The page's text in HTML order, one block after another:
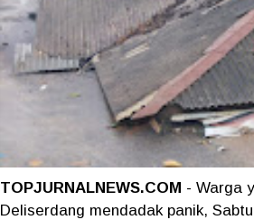
TOPJURNALNEWS.COM - Warga
Deliserdang mendadak panik,